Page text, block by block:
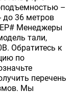
–
до 36 метров
Менеджеры
тали,
Обратитесь к
по
перечень
Мы